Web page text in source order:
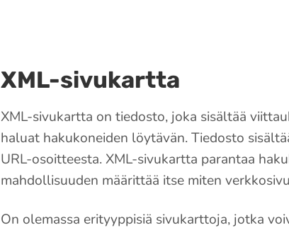
XML-sivukartta
XML-sivukartta on tiedosto, joka sisältää
haluat hakukoneiden löytävän. Tiedosto
URL-osoitteesta. XML-sivukartta parantaa
mahdollisuuden määrittää itse miten
On olemassa erityyppisiä sivukarttoja, jotka